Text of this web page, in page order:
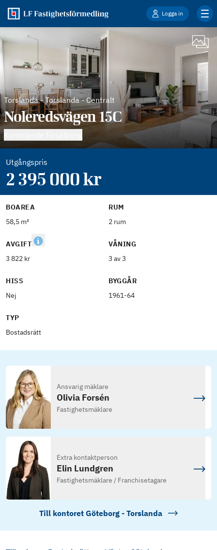
Logga in
Torslanda-Torslanda - Centralt
Noleredsvägen 15C
Utgångspris
2 395 000kr
BOAREA
58,5 m²
RUM
2 rum
AVGIFT
3 822 kr
VÅNING
3 av 3
HISS
Nej
BYGGÅR
1961-64
TYP
Bostadsrätt
Ansvarig mäklare
Olivia Forsén
Fastighetsmäklare
Extra kontaktperson
Elin Lundgren
Fastighetsmäklare / Franchisetagare
Till kontoret Göteborg - Torslanda